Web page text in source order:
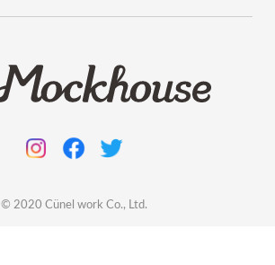
© 2020 Cünel work Co., Ltd.